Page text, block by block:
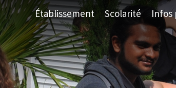
Établissement Scolarité Infos